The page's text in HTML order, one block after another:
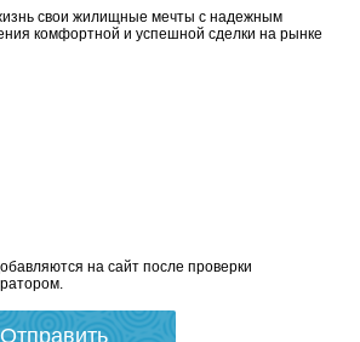
свои жилищные мечты с надежным
комфортной и успешной сделки на рынке
на сайт после проверки